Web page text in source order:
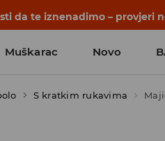
počinju prije prvog školskog
Muškarac Novo
S kratkim rukavima